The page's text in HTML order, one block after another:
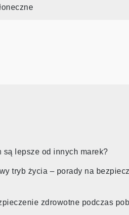
są lepsze od innych marek?
tryb życia – porady na
zdrowotne podczas